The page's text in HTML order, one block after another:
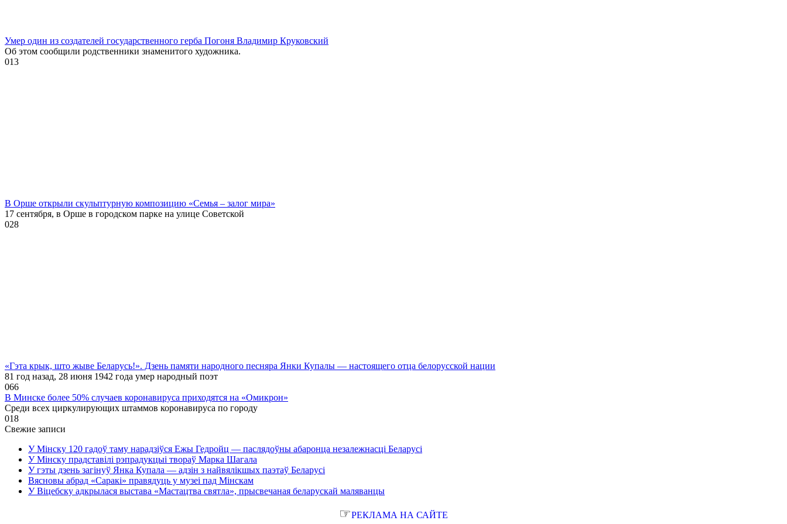
Умер один из создателей государственного герба Погоня Владимир Круковский
Об этом сообщили родственники знаменитого художника.
013
В Орше открыли скульптурную композицию «Семья – залог мира»
17 сентября, в Орше в городском парке на улице Советской
028
«Гэта крык, што жыве Беларусь!». Дзень памяти народного песняра Янки Купалы — настоящего отца белорусской нации
81 год назад, 28 июня 1942 года умер народный поэт
066
В Минске более 50% случаев коронавируса приходятся на «Омикрон»
Среди всех циркулирующих штаммов коронавируса по городу
018
Свежие записи
У Мінску 120 гадоў таму нарадзіўся Ежы Гедройц — паслядоўны абаронца незалежнасці Беларусі
У Мінску прадставілі рэпрадукцыі твораў Марка Шагала
У гэты дзень загінуў Янка Купала — адзін з найвялікшых паэтаў Беларусі
Вясновы абрад «Саракі» правядуць у музеі пад Мінскам
У Віцебску адкрылася выстава «Мастацтва святла», прысвечаная беларускай маляванцы
☞РЕКЛАМА НА САЙТЕ